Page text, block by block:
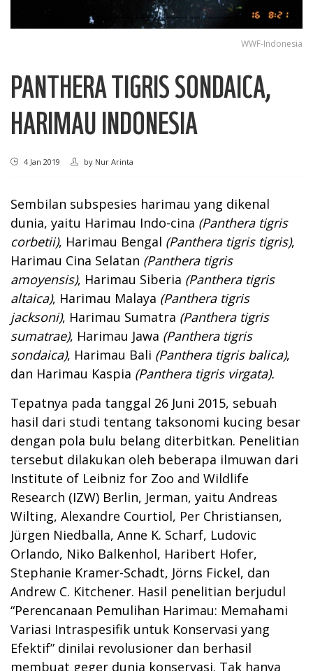
WWF-Indonesia
PANTHERA TIGRIS SONDAICA,
HARIMAU INDONESIA
4 Jan 2019 by Nur Arinta
Sembilan subspesies harimau yang dikenal
dunia, yaitu Harimau Indo-cina (Panthera tigris
corbetii), Harimau Bengal (Panthera tigris tigris),
Harimau Cina Selatan (Panthera tigris
amoyensis), Harimau Siberia (Panthera tigris
altaica), Harimau Malaya (Panthera tigris
jacksoni), Harimau Sumatra (Panthera tigris
sumatrae), Harimau Jawa (Panthera tigris
sondaica), Harimau Bali (Panthera tigris balica),
dan Harimau Kaspia (Panthera tigris virgata).
Tepatnya pada tanggal 26 Juni 2015, sebuah
hasil dari studi tentang taksonomi kucing besar
dengan pola bulu belang diterbitkan. Penelitian
tersebut dilakukan oleh beberapa ilmuwan dari
Institute of Leibniz for Zoo and Wildlife
Research (IZW) Berlin, Jerman, yaitu Andreas
Wilting, Alexandre Courtiol, Per Christiansen,
Jürgen Niedballa, Anne K. Scharf, Ludovic
Orlando, Niko Balkenhol, Haribert Hofer,
Stephanie Kramer-Schadt, Jörns Fickel, dan
Andrew C. Kitchener. Hasil penelitian berjudul
“Perencanaan Pemulihan Harimau: Memahami
Variasi Intraspesifik untuk Konservasi yang
Efektif” dinilai revolusioner dan berhasil
membuat geger dunia konservasi. Tak hanya